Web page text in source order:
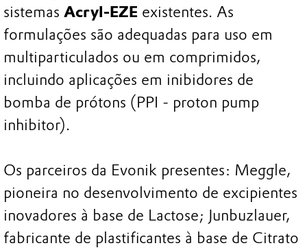
sistemas Acryl-EZE existentes. As
formulações são adequadas para uso em
multiparticulados ou em comprimidos,
incluindo aplicações em inibidores de
bomba de prótons (PPI - proton pump
inhibitor).
Os parceiros da Evonik presentes: Meggle,
pioneira no desenvolvimento de excipientes
inovadores à base de Lactose; Junbuzlauer,
fabricante de plastificantes à base de Citrato